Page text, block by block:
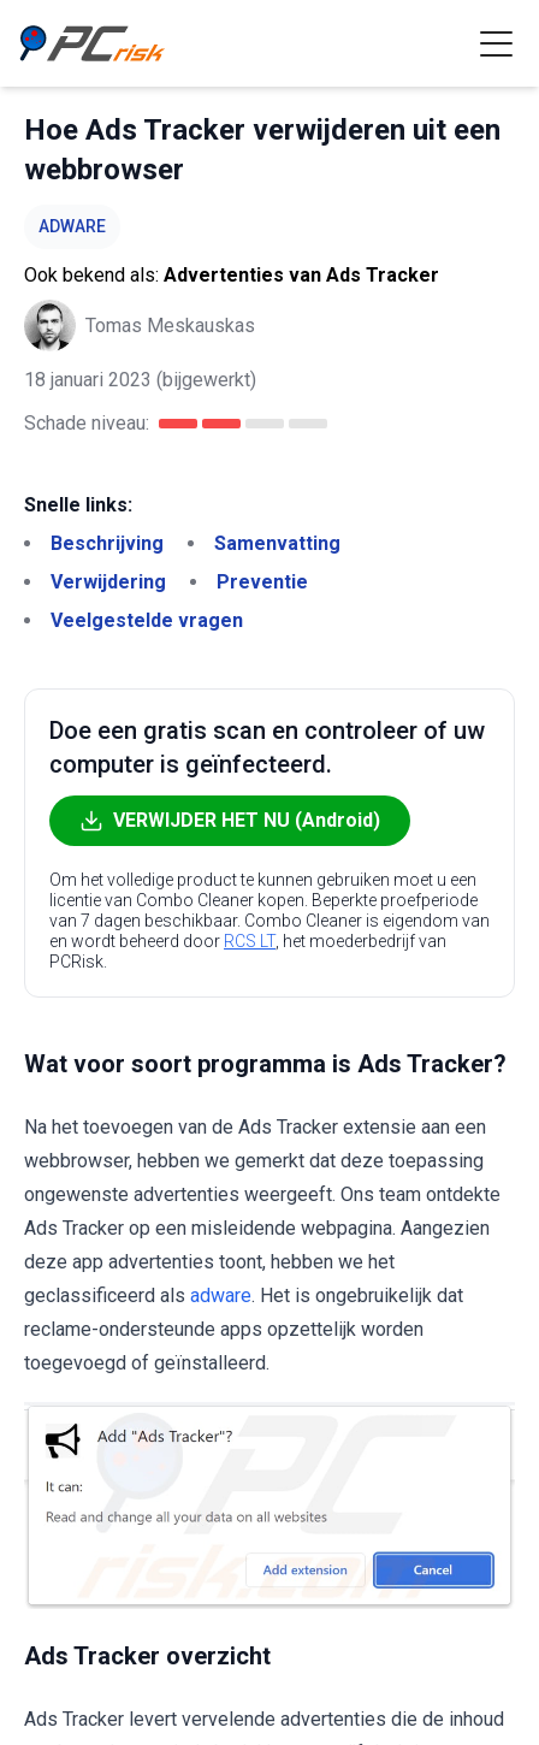
Hoe Ads Tracker verwijderen uit een
webbrowser
ADWARE
Ook bekend als: Advertenties van Ads Tracker
Tomas Meskauskas
18 januari 2023 (bijgewerkt)
Schade niveau:
Snelle links:
Beschrijving
Samenvatting
Verwijdering
Preventie
Veelgestelde vragen
Doe een gratis scan en controleer of uw
computer is geïnfecteerd.
VERWIJDER HET NU (Android)
Om het volledige product te kunnen gebruiken moet u een
licentie van Combo Cleaner kopen. Beperkte proefperiode
van 7 dagen beschikbaar. Combo Cleaner is eigendom van
en wordt beheerd door RCS LT, het moederbedrijf van
PCRisk.
Wat voor soort programma is Ads Tracker?
Na het toevoegen van de Ads Tracker extensie aan een
webbrowser, hebben we gemerkt dat deze toepassing
ongewenste advertenties weergeeft. Ons team ontdekte
Ads Tracker op een misleidende webpagina. Aangezien
deze app advertenties toont, hebben we het
geclassificeerd als adware. Het is ongebruikelijk dat
reclame-ondersteunde apps opzettelijk worden
toegevoegd of geïnstalleerd.
Ads Tracker overzicht
Ads Tracker levert vervelende advertenties die de inhoud